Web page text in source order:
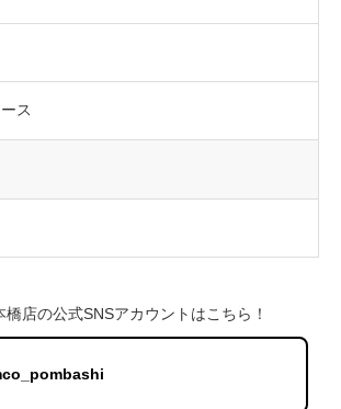
ス
店の公式SNSアカウントはこちら！